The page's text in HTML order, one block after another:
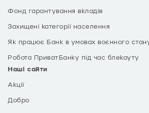
Фонд гарантування вкладів
Захищені категорії населення
Як працює Банк в умовах воєнного
Робота ПриватБанку під час блекауту
Наші сайти
Акції
Добро